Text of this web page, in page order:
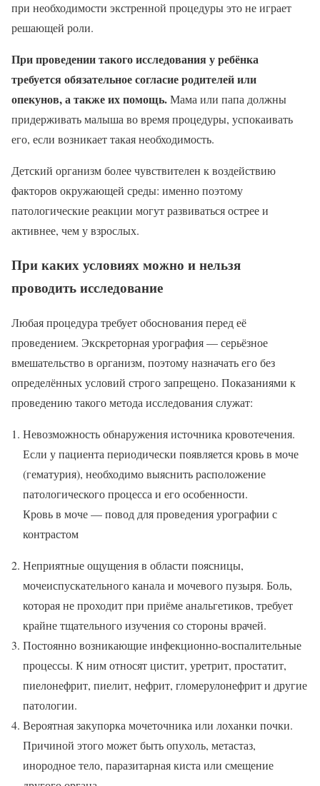
при необходимости экстренной процедуры это не играет
решающей роли.
При проведении такого исследования у ребёнка
требуется обязательное согласие родителей или
опекунов, а также их помощь.Мама или папа должны
придерживать малыша во время процедуры, успокаивать
его, если возникает такая необходимость.
Детский организм более чувствителен к воздействию
факторов окружающей среды: именно поэтому
патологические реакции могут развиваться острее и
активнее, чем у взрослых.
При каких условиях можно и нельзя
проводить исследование
Любая процедура требует обоснования перед её
проведением. Экскреторная урография — серьёзное
вмешательство в организм, поэтому назначать его без
определённых условий строго запрещено. Показаниями к
проведению такого метода исследования служат:
Невозможность обнаружения источника кровотечения.
Если у пациента периодически появляется кровь в моче
(гематурия), необходимо выяснить расположение
патологического процесса и его особенности.
Кровь в моче — повод для проведения урографии с
контрастом
Неприятные ощущения в области поясницы,
мочеиспускательного канала и мочевого пузыря. Боль,
которая не проходит при приёме анальгетиков, требует
крайне тщательного изучения со стороны врачей.
Постоянно возникающие инфекционно-воспалительные
процессы. К ним относят цистит, уретрит, простатит,
пиелонефрит, пиелит, нефрит, гломерулонефрит и другие
патологии.
Вероятная закупорка мочеточника или лоханки почки.
Причиной этого может быть опухоль, метастаз,
инородное тело, паразитарная киста или смещение